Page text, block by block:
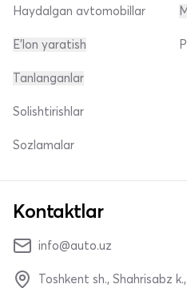
Haydalgan avtomobillar
E'lon yaratish
Tanlanganlar
Solishtirishlar
Sozlamalar
Kontaktlar
info@auto.uz
Toshkent sh., Shahrisabz k.,